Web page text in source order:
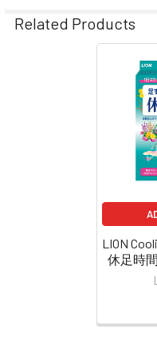
Related Products
LION
休足時